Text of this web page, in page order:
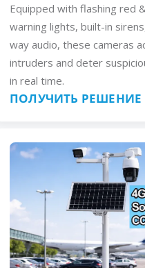
Equipped with flashing red
warning lights, built-in
way audio, these cameras
intruders and deter
in real time.
ПОЛУЧИТЬ РЕШЕНИЕ